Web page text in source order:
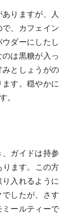
りますが、人
、カフェイン
ダーにしたし
は黒糖が入っ
としょうがの
す。穏やかに
。
ガイドは持参
ります。この方
入れるように
したが、さす
ールティーで